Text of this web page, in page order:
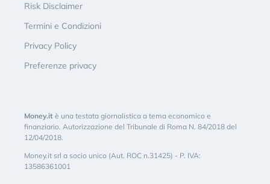
Risk Disclaimer
Termini e Condizioni
Privacy Policy
Preferenze privacy
Money.it è una testata giornalistica a tema economico e
finanziario. Autorizzazione del Tribunale di Roma N. 84/2018 del
12/04/2018.
Money.it srl a socio unico (Aut. ROC n.31425) - P. IVA:
13586361001